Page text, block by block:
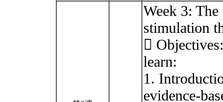
Week 3:
stimulation

learn:
1.
evidence-